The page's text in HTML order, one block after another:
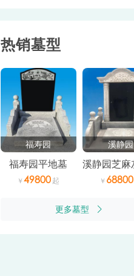
热销墓型
福寿园
福寿园平地墓
49800
溪静园
68800
更多墓型